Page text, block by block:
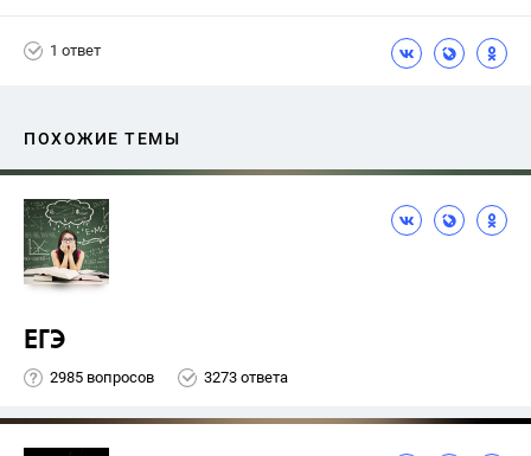
1 ответ
ПОХОЖИЕ ТЕМЫ
ЕГЭ
2985 вопросов 3273 ответа